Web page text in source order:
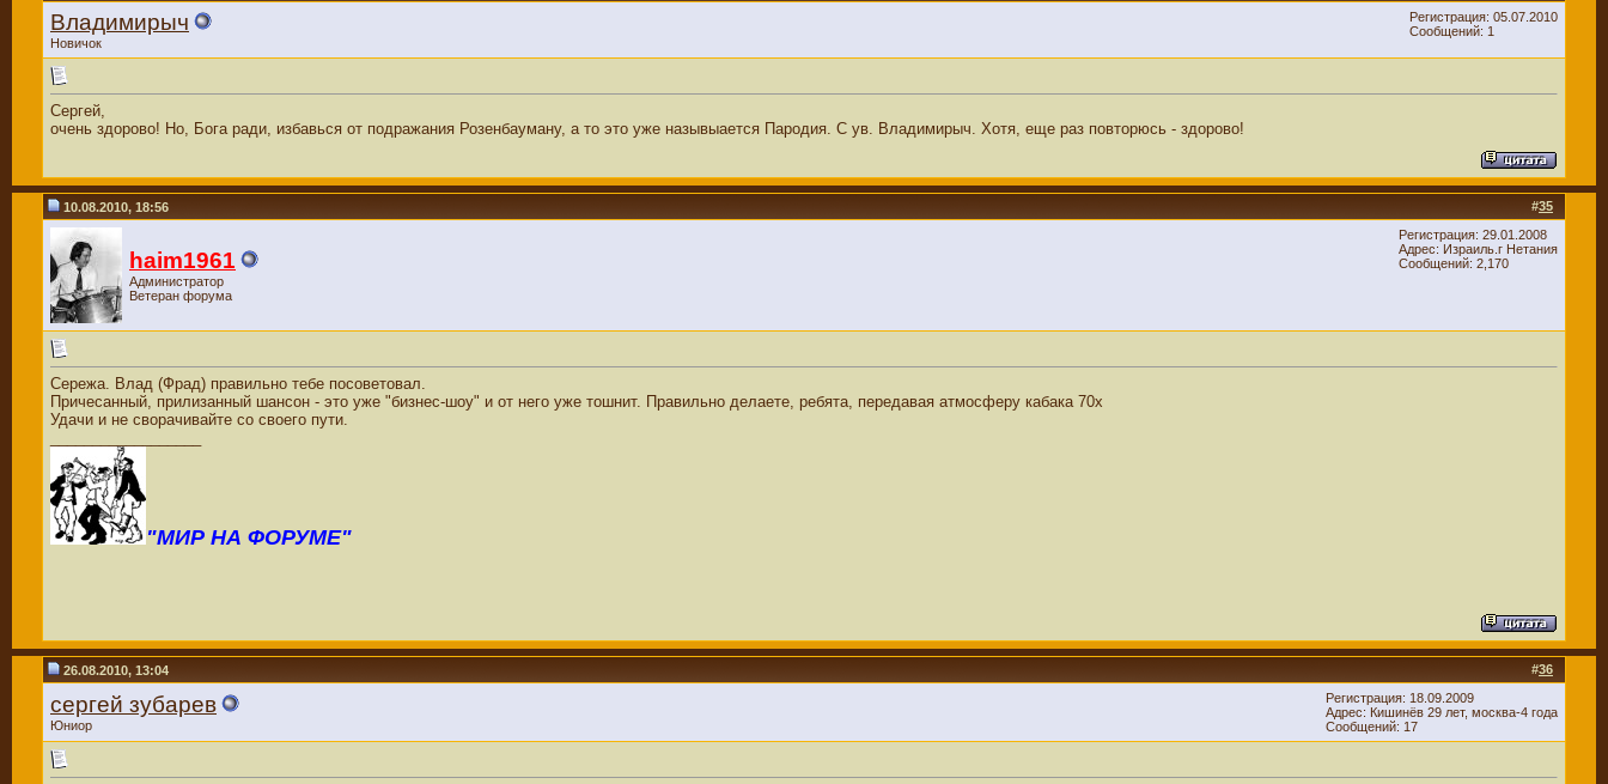
Владимирыч
Новичок
Регистрация: 05.07.2010
Сообщений: 1
Сергей,
очень здорово! Но, Бога ради, избавься от подражания Розенбауману, а то это уже назывыается Пародия. С ув. Владимирыч. Хотя, еще раз повторюсь - здорово!
#35
10.08.2010, 18:56
haim1961
Администратор
Ветеран форума
Регистрация: 29.01.2008
Адрес: Израиль.г Нетания
Сообщений: 2,170
Сережа. Влад (Фрад) правильно тебе посоветовал.
Причесанный, прилизанный шансон - это уже "бизнес-шоу" и от него уже тошнит. Правильно делаете, ребята, передавая атмосферу кабака 70х
Удачи и не сворачивайте со своего пути.
"МИР НА ФОРУМЕ"
#36
26.08.2010, 13:04
сергей зубарев
Юниор
Регистрация: 18.09.2009
Адрес: Кишинёв 29 лет, москва-4 года
Сообщений: 17